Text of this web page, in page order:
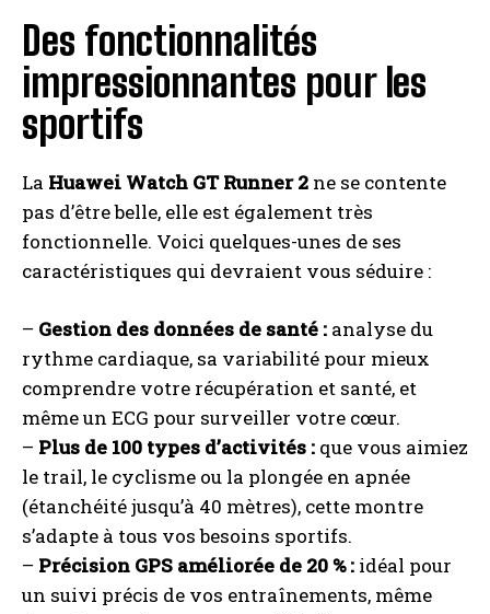
Des fonctionnalités
impressionnantes pour les
sportifs
La Huawei Watch GT Runner 2 ne se contente
pas d’être belle, elle est également très
fonctionnelle. Voici quelques-unes de ses
caractéristiques qui devraient vous séduire :
– Gestion des données de santé : analyse du
rythme cardiaque, sa variabilité pour mieux
comprendre votre récupération et santé, et
même un ECG pour surveiller votre cœur.
– Plus de 100 types d’activités : que vous aimiez
le trail, le cyclisme ou la plongée en apnée
(étanchéité jusqu’à 40 mètres), cette montre
s’adapte à tous vos besoins sportifs.
– Précision GPS améliorée de 20 % : idéal pour
un suivi précis de vos entraînements, même